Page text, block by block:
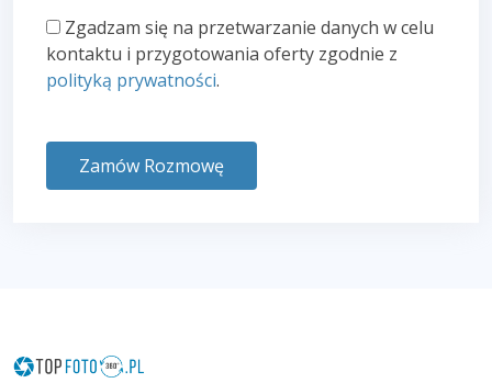
Zgadzam się na przetwarzanie danych w celu
kontaktu i przygotowania oferty zgodnie z
polityką prywatności.
Zamów Rozmowę